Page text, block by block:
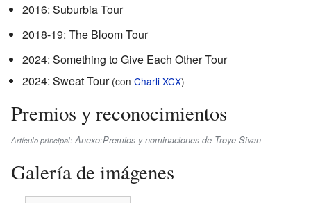
2016: Suburbia Tour
2018-19: The Bloom Tour
2024: Something to Give Each Other Tour
2024: Sweat Tour (con Charli XCX)
Premios y reconocimientos
Artículo principal: Anexo:Premios y nominaciones de Troye Sivan
Galería de imágenes